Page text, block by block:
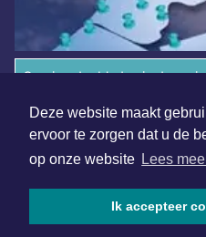
Deze website maakt
ervoor te zorgen dat u de
op onze website Lees
Ik accepteer
Overige dagbladen in de regio
Algemene voorwaarden
Disclaimer